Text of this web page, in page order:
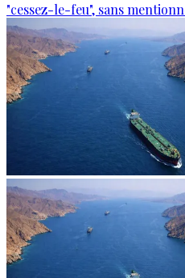
"cessez-le-feu", sans